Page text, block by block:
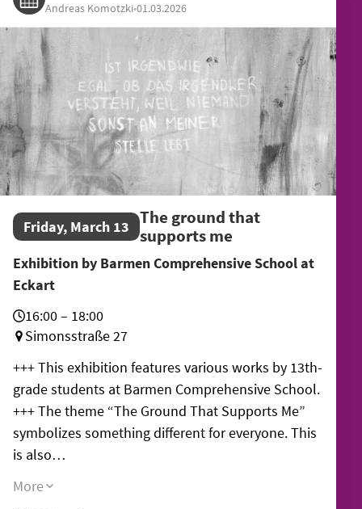
Andreas Komotzki•01.03.2026
Friday, March 13 The ground that
supports me
Exhibition by Barmen Comprehensive School at
Eckart
16:00 – 18:00
Simonsstraße 27
+++ This exhibition features various works by 13th-
grade students at Barmen Comprehensive School.
+++ The theme “The Ground That Supports Me”
symbolizes something different for everyone. This
is also…
More